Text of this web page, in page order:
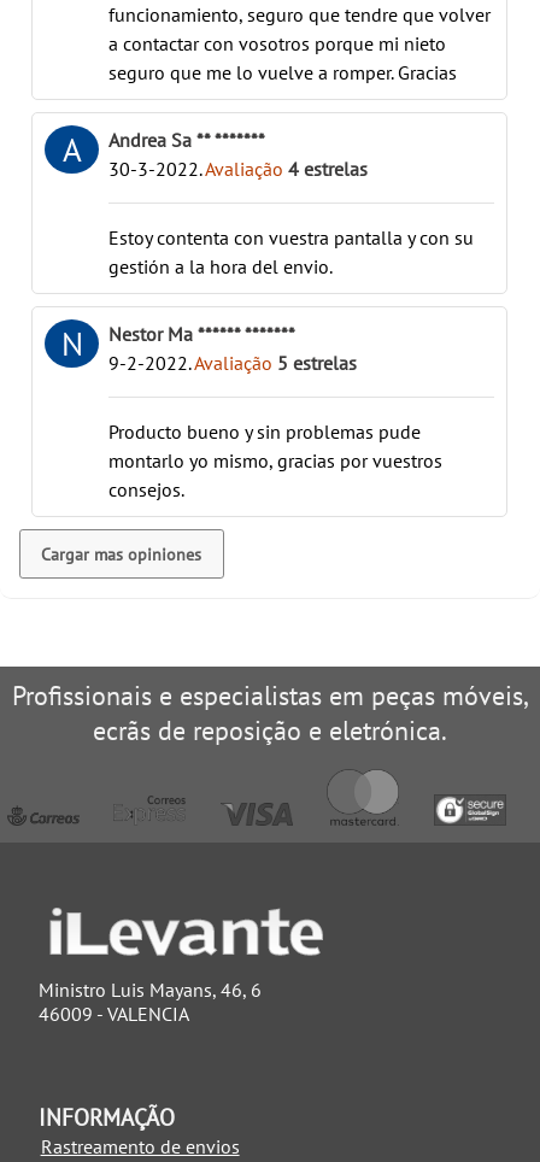
funcionamiento, seguro que tendre que volver
a contactar con vosotros porque mi nieto
seguro que me lo vuelve a romper. Gracias
A
Andrea Sa ** *******
30-3-2022.Avaliação 4 estrelas
Estoy contenta con vuestra pantalla y con su
gestión a la hora del envio.
N
Nestor Ma ****** *******
9-2-2022.Avaliação 5 estrelas
Producto bueno y sin problemas pude
montarlo yo mismo, gracias por vuestros
consejos.
Cargar mas opiniones
Profissionais e especialistas em peças móveis,
ecrãs de reposição e eletrónica.
Ministro Luis Mayans, 46, 6
46009 - VALENCIA
INFORMAÇÃO
Rastreamento de envios